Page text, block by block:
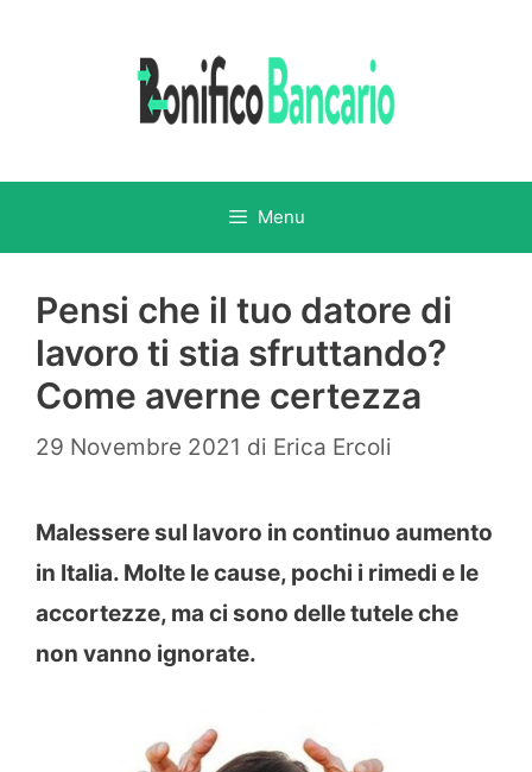
Menu
Pensi che il tuo datore di
lavoro ti stia sfruttando?
Come averne certezza
29 Novembre 2021 di Erica Ercoli
Malessere sul lavoro in continuo aumento
in Italia. Molte le cause, pochi i rimedi e le
accortezze, ma ci sono delle tutele che
non vanno ignorate.